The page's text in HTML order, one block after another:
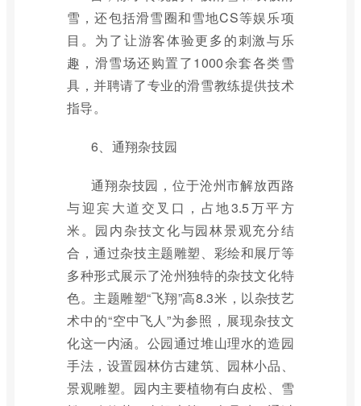
雪，还包括滑雪圈和雪地CS等娱乐项
目。为了让游客体验更多的刺激与乐
趣，滑雪场还购置了1000余套各类雪
具，并聘请了专业的滑雪教练提供技术
指导。
6、通翔杂技园
通翔杂技园，位于沧州市解放西路
与迎宾大道交叉口，占地3.5万平方
米。园内杂技文化与园林景观充分结
合，通过杂技主题雕塑、彩绘和展厅等
多种形式展示了沧州独特的杂技文化特
色。主题雕塑“飞翔”高8.3米，以杂技艺
术中的“空中飞人”为参照，展现杂技文
化这一内涵。公园通过堆山理水的造园
手法，设置园林仿古建筑、园林小品、
景观雕塑。园内主要植物有白皮松、雪